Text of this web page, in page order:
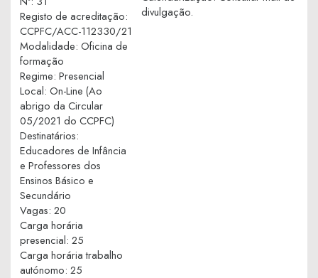
divulgação.
Registo de acreditação:
CCPFC/ACC-112330/21
Modalidade: Oficina de
formação
Regime: Presencial
Local: On-Line (Ao
abrigo da Circular
05/2021 do CCPFC)
Destinatários:
Educadores de Infância
e Professores dos
Ensinos Básico e
Secundário
Vagas: 20
Carga horária
presencial: 25
Carga horária trabalho
autónomo: 25